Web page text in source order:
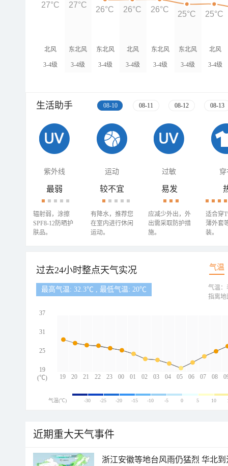
北风
3-4级
东北风
3-4级
东北风
3-4级
北风
3-4级
东北风
3-4级
东北风
3-4级
北风
3-4级
27°C 27°C
26°C 26°C 26°C
25°C 25°C
生活助手 08-10 08-11 08-12 08-13
紫外线 运动 过敏 穿
最弱
辐射弱，涂擦
SPF8-12防晒护
肤品。
较不宜
有降水，推荐您
在室内进行休闲
运动。
易发
应减少外出，外
出需采取防护措
施。
适合穿
薄外套
装。
过去24小时整点天气实况 气温
最高气温: 32.3℃ , 最低气温: 20℃
19 20 21 22 23 00 01 02 03 04 05 06 07 08
37
31
25
19
(℃)
气温：
指离地
气温(℃) -30 -25 -20 -15 -10 -5 0 5 10
近期重大天气事件
浙江安徽等地台风雨仍猛烈 华北